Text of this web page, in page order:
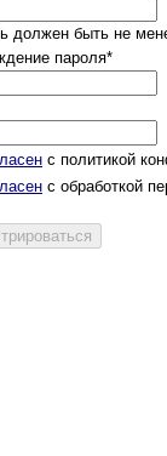
должен быть не
пароля*
с политикой
с обработкой